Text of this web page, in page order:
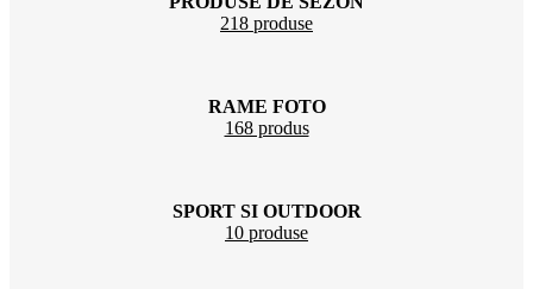
218 produse
RAME FOTO
168 produs
SPORT SI OUTDOOR
10 produse